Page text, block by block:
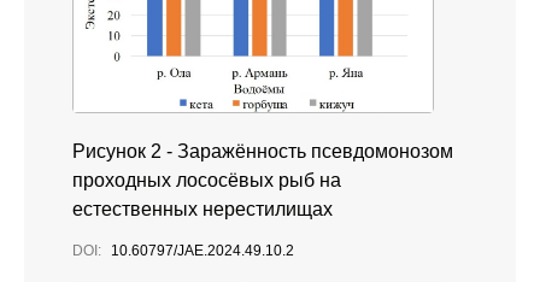
Рисунок 2 - Заражённость псевдомонозом
проходных лососёвых рыб на
естественных нерестилищах
DOI: 10.60797/JAE.2024.49.10.2